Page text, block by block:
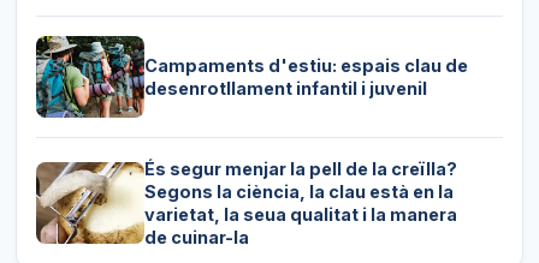
Campaments d'estiu: espais clau de
desenrotllament infantil i juvenil
És segur menjar la pell de la creïlla?
Segons la ciència, la clau està en la
varietat, la seua qualitat i la manera
de cuinar-la